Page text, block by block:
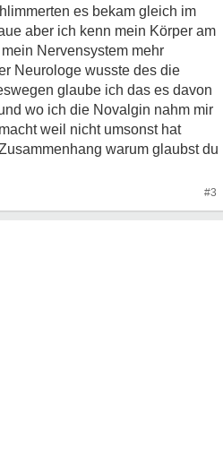
es bekam gleich im
aber ich kenn mein Körper am
Nervensystem mehr
Neurologe wusste des die
glaube ich das es davon
wo ich die Novalgin nahm mir
weil nicht umsonst hat
warum glaubst du
#3